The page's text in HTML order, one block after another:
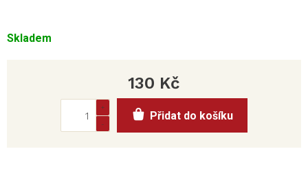
Skladem
130 Kč
cena:
Přidat do košíku